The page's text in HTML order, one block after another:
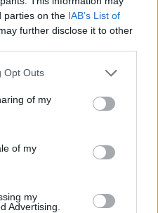
parties on the IAB’s List of
further disclose it to other
uses one or more Google
behaviour. You may click to
and its third-party tags to
purposes in below Google
Opt Outs
of my
of my
my
Advertising.
murgs – esi